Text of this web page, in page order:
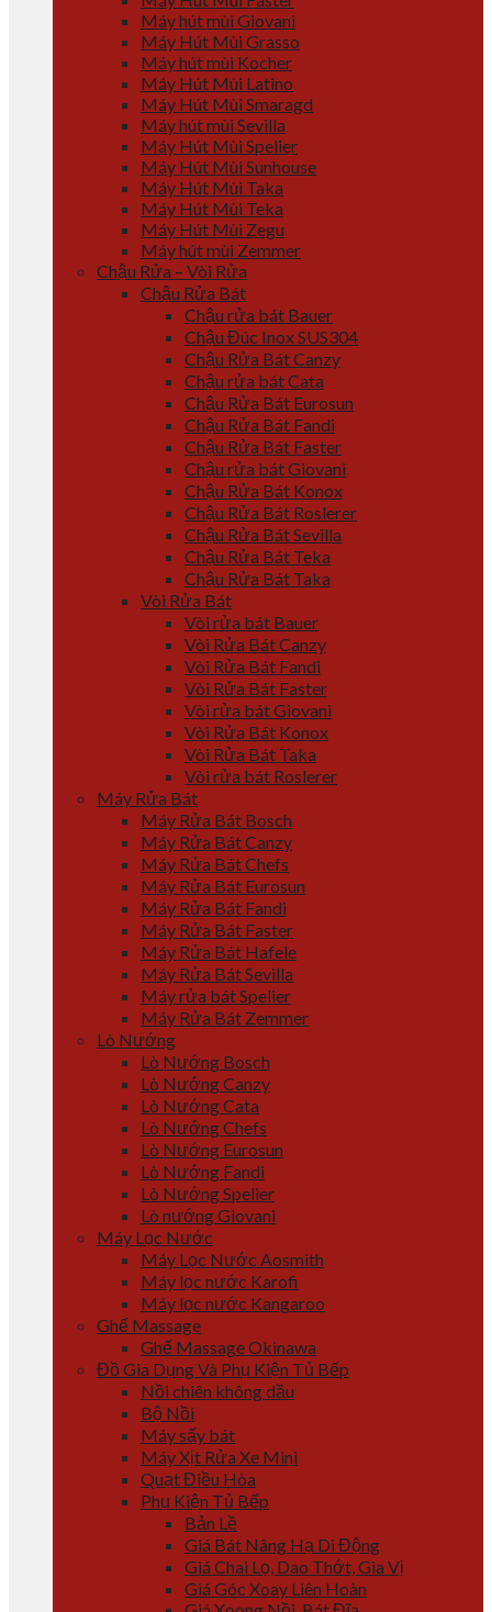
Máy hút mùi Giovani
Máy Hút Mùi Grasso
Máy hút mùi Kocher
Máy Hút Mùi Latino
Máy Hút Mùi Smaragd
Máy hút mùi Sevilla
Máy Hút Mùi Spelier
Máy Hút Mùi Sunhouse
Máy Hút Mùi Taka
Máy Hút Mùi Teka
Máy Hút Mùi Zegu
Máy hút mùi Zemmer
Chậu Rửa – Vòi Rửa
Chậu Rửa Bát
Chậu rửa bát Bauer
Chậu Đúc Inox SUS304
Chậu Rửa Bát Canzy
Chậu rửa bát Cata
Chậu Rửa Bát Eurosun
Chậu Rửa Bát Fandi
Chậu Rửa Bát Faster
Chậu rửa bát Giovani
Chậu Rửa Bát Konox
Chậu Rửa Bát Roslerer
Chậu Rửa Bát Sevilla
Chậu Rửa Bát Teka
Chậu Rửa Bát Taka
Vòi Rửa Bát
Vòi rửa bát Bauer
Vòi Rửa Bát Canzy
Vòi Rửa Bát Fandi
Vòi Rửa Bát Faster
Vòi rửa bát Giovani
Vòi Rửa Bát Konox
Vòi Rửa Bát Taka
Vòi rửa bát Roslerer
Máy Rửa Bát
Máy Rửa Bát Bosch
Máy Rửa Bát Canzy
Máy Rửa Bát Chefs
Máy Rửa Bát Eurosun
Máy Rửa Bát Fandi
Máy Rửa Bát Faster
Máy Rửa Bát Hafele
Máy Rửa Bát Sevilla
Máy rửa bát Spelier
Máy Rửa Bát Zemmer
Lò Nướng
Lò Nướng Bosch
Lò Nướng Canzy
Lò Nướng Cata
Lò Nướng Chefs
Lò Nướng Eurosun
Lò Nướng Fandi
Lò Nướng Spelier
Lò nướng Giovani
Máy Lọc Nước
Máy Lọc Nước Aosmith
Máy lọc nước Karofi
Máy lọc nước Kangaroo
Ghế Massage
Ghế Massage Okinawa
Đồ Gia Dụng Và Phụ Kiện Tủ Bếp
Nồi chiên không dầu
Bộ Nồi
Máy sấy bát
Máy Xịt Rửa Xe Mini
Quạt Điều Hòa
Phụ Kiện Tủ Bếp
Bản Lề
Giá Bát Nâng Hạ Di Động
Giá Chai Lọ, Dao Thớt, Gia Vị
Giá Góc Xoay Liên Hoàn